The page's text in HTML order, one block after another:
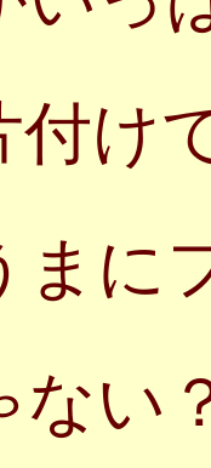
け
まに
な